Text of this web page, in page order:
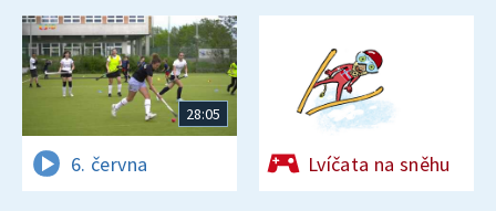
28:05
6. června Lvíčata na sněhu